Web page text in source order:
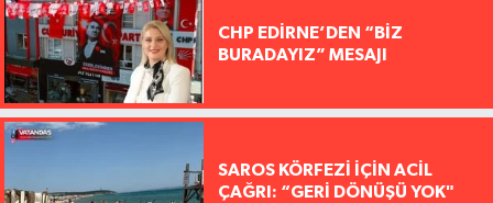
CHP EDİRNE’DEN “BİZ
BURADAYIZ” MESAJI
SAROS KÖRFEZİ İÇİN ACİL
ÇAĞRI: “GERİ DÖNÜŞÜ YOK"